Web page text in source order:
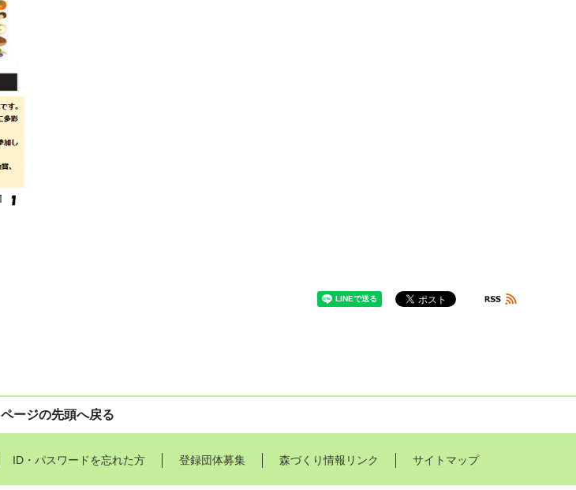
ページの先頭へ戻る
ID・パスワードを忘れた方 登録団体募集 森づくり情報リンク サイトマップ